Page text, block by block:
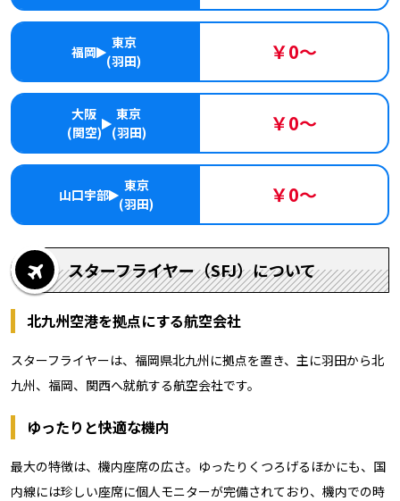
福岡
東京
(羽田)
￥0～
大阪
(関空)
東京
(羽田)
￥0～
山口宇部
東京
(羽田)
￥0～
スターフライヤー（SFJ）について
北九州空港を拠点にする航空会社
スターフライヤーは、福岡県北九州に拠点を置き、主に羽田から北
九州、福岡、関西へ就航する航空会社です。
ゆったりと快適な機内
最大の特徴は、機内座席の広さ。ゆったりくつろげるほかにも、国
内線には珍しい座席に個人モニターが完備されており、機内での時